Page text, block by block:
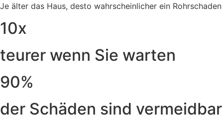
Je älter das Haus, desto wahrscheinlicher ein Rohrschaden
10x
teurer wenn Sie warten
90%
der Schäden sind vermeidbar